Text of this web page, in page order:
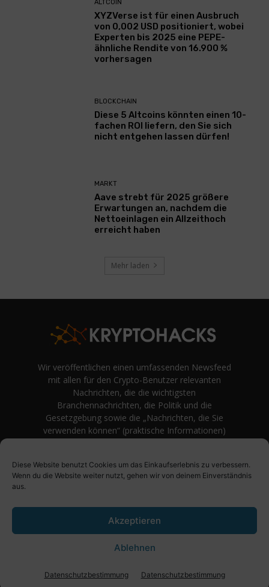
Diese Website benutzt Cookies um das Einkaufserlebnis zu verbessern.
Wenn du die Website weiter nutzt, gehen wir von deinem Einverständnis
aus.
Akzeptieren
Ablehnen
Datenschutzbestimmung Datenschutzbestimmung
ALTCOIN
XYZVerse ist für einen Ausbruch
von 0,002 USD positioniert, wobei
Experten bis 2025 eine PEPE-
ähnliche Rendite von 16.900 %
vorhersagen
BLOCKCHAIN
Diese 5 Altcoins könnten einen 10-
fachen ROI liefern, den Sie sich
nicht entgehen lassen dürfen!
MARKT
Aave strebt für 2025 größere
Erwartungen an, nachdem die
Nettoeinlagen ein Allzeithoch
erreicht haben
Mehr laden
Wir veröffentlichen einen umfassenden Newsfeed
mit allen für den Crypto-Benutzer relevanten
Nachrichten, die die wichtigsten
Branchennachrichten, die Politik und die
Gesetzgebung sowie die „Nachrichten, die Sie
verwenden können“ (praktische Informationen)
Meinungen rund um Kryptowährung. Einfache
Logik und Beispiele aus der Praxis werden vor
bevorzugt.
© KryptoHacks News - 2021